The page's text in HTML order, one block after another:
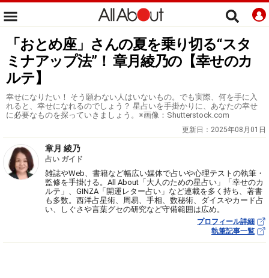
「おとめ座」さんの夏を乗り切る“スタ
ミナアップ法”！ 章月綾乃の【幸せのカ
ルテ】
幸せになりたい！ そう願わない人はいないもの。でも実際、何を手に入
れると、幸せになれるのでしょう？ 星占いを手掛かりに、あなたの幸せ
に必要なものを探っていきましょう。※画像：Shutterstock.com
更新日： 2025年08月01日
章月 綾乃
占い ガイド
雑誌やWeb、書籍など幅広い媒体で占いや心理テストの執筆・
監修を手掛ける。All About「大人のための星占い」「幸せのカ
ルテ」、GINZA「開運レター占い」など連載を多く持ち、著書
も多数。西洋占星術、周易、手相、数秘術、ダイスやカード占
い、しぐさや言葉グセの研究など守備範囲は広め。
プロフィール詳細
執筆記事一覧